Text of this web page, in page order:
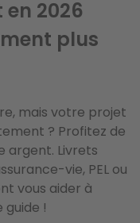
pour
à la propriété est
portée. Entre le
la hausse
de se
devient de plus
2026
plus
mais votre projet
? Profitez de
argent. Livrets
vie, PEL ou
vous aider à
!
l'un des
des
des
une nouvelle
immobiliers
fiscalité
diversité… ce petit